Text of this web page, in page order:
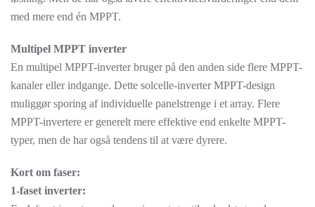
med mere end én MPPT.
Multipel MPPT inverter
En multipel MPPT-inverter bruger på den anden side flere MPPT-
kanaler eller indgange. Dette solcelle-inverter MPPT-design
muliggør sporing af individuelle panelstrenge i et array. Flere
MPPT-invertere er generelt mere effektive end enkelte MPPT-
typer, men de har også tendens til at være dyrere.
Kort om faser:
1-faset inverter: